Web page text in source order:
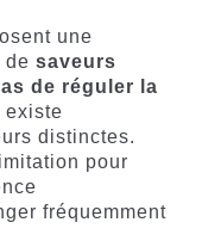
une
de saveurs
de réguler la
existe
distinctes.
pour
fréquemment